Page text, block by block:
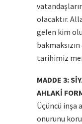
olacaktır.
gelen kim
tarihimiz
MADDE 3:
AHLAKİ
Üçüncü inşa
onurunu